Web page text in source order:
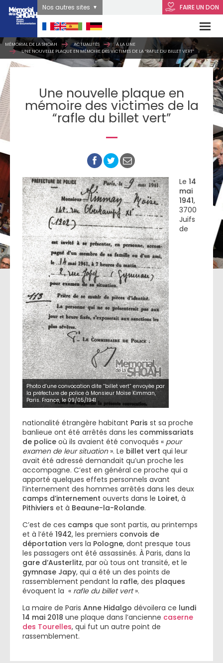
FAIRE UN DON
Nos autres sites
MÉMORIAL DE LA SHOAH ACTUALITÉS
À LA UNE
UNE NOUVELLE PLAQUE EN MÉMOIRE DES VICTIMES DE LA “RAFLE DU BILLET VERT”
Une nouvelle plaque en
mémoire des victimes de la
“rafle du billet vert”
Photo d’une convocation dite “billet vert” envoyée par
la préfecture de police à Monsieur Moïse Kimman,
Paris. France, le 09/05/1941
Le 14
mai
1941,
3700
Juifs
de
nationalité étrangère habitant Paris st sa proche
banlieue ont été arrêtés dans les commissariats
de police où ils avaient été convoqués « pour
examen de leur situation ». Le billet vert qui leur
avait été adressé demandait qu’un proche les
accompagne. C’est en général ce proche qui a
apporté quelques effets personnels avant
l’internement des hommes arrêtés dans les deux
camps d’internement ouverts dans le Loiret, à
Pithiviers et à Beaune-la-Rolande.
C’est de ces camps que sont partis, au printemps
et à l’été 1942, les premiers convois de
déportation vers la Pologne, dont presque tous
les passagers ont été assassinés. À Paris, dans la
gare d’Austerlitz, par où tous ont transité, et le
gymnase Japy, qui a été un des points de
rassemblement pendant la rafle, des plaques
évoquent la « rafle du billet vert».
La maire de Paris Anne Hidalgo dévoilera ce lundi
14 mai 2018 une plaque dans l’ancienne caserne
des Tourelles, qui fut un autre point de
rassemblement.